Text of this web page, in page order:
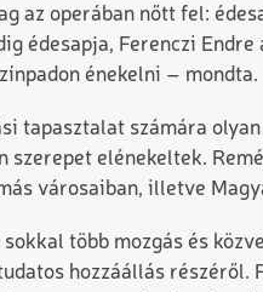
az operában nőtt fel:
édesapja, Ferenczi
énekelni – mondta.
tapasztalat számára
szerepet elénekeltek.
városaiban, illetve
több mozgás és
hozzáállás részéről.